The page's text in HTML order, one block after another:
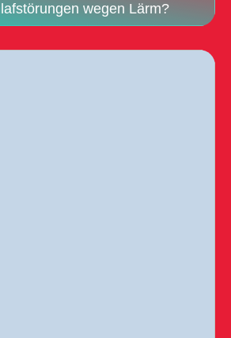
wegen Lärm?